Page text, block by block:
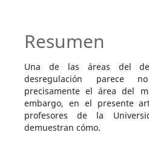
Resumen
Una de las áreas del
desregulación parece
precisamente el área del
embargo, en el presente
profesores de la
demuestran cómo.